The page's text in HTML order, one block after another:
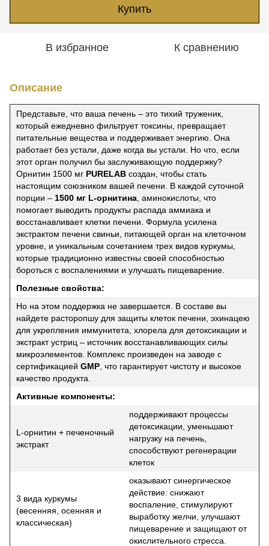
Купить
В избранное К сравнению
Описание
Представьте, что ваша печень – это тихий труженик,
который ежедневно фильтрует токсины, превращает
питательные вещества и поддерживает энергию. Она
работает без устали, даже когда вы устали. Но что, если
этот орган получил бы заслуживающую поддержку?
Орнитин 1500 мг PURELAB создан, чтобы стать
настоящим союзником вашей печени. В каждой суточной
порции – 1500 мг L-орнитина , аминокислоты, что
помогает выводить продукты распада аммиака и
восстанавливает клетки печени. Формула усилена
экстрактом печени свиньи, питающей орган на клеточном
уровне, и уникальным сочетанием трех видов куркумы,
которые традиционно известны своей способностью
бороться с воспалениями и улучшать пищеварение.
Полезные свойства:
Но на этом поддержка не завершается. В составе вы
найдете расторопшу для защиты клеток печени, эхинацею
для укрепления иммунитета, хлорела для детоксикации и
экстракт устриц – источник восстанавливающих силы
микроэлементов. Комплекс произведен на заводе с
сертификацией GMP , что гарантирует чистоту и высокое
качество продукта.
Активные компоненты:
L-орнитин + печеночный
экстракт
поддерживают процессы
детоксикации, уменьшают
нагрузку на печень,
способствуют регенерации
клеток
3 вида куркумы
(весенняя, осенняя и
классическая)
оказывают синергическое
действие: снижают
воспаление, стимулируют
выработку желчи, улучшают
пищеварение и защищают от
окислительного стресса.